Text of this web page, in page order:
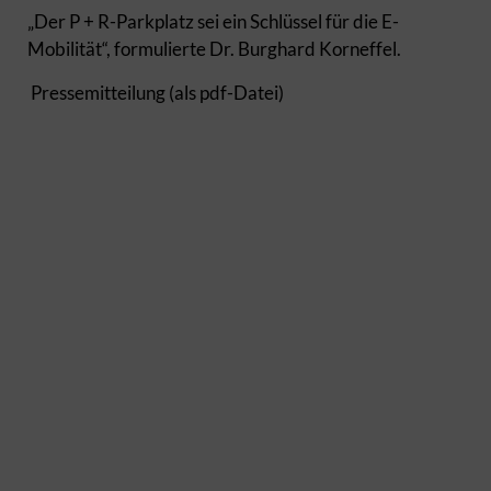
„Der P + R-Parkplatz sei ein Schlüssel für die E-
Mobilität“, formulierte Dr. Burghard Korneffel.
Pressemitteilung (als pdf-Datei)